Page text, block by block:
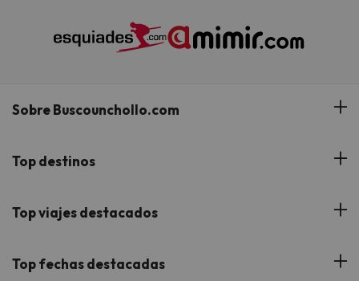
Sobre Buscounchollo.com
¿Quiénes somos?
Buscounchollo en los medios
Top destinos
Hoteles Andalucía
Hoteles Cataluña
Top viajes destacados
Viajes con Niños
Top fechas destacadas